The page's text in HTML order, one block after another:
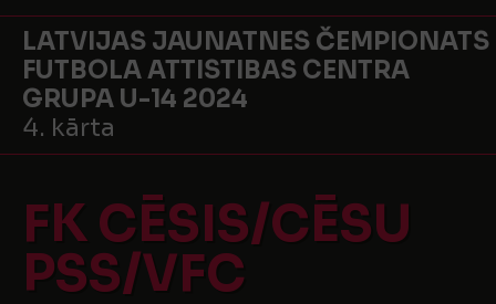
LATVIJAS JAUNATNES ČEMPIONATS
FUTBOLA ATTISTIBAS CENTRA
GRUPA U-14 2024
4. kārta
FK CĒSIS/CĒSU
PSS/VFC